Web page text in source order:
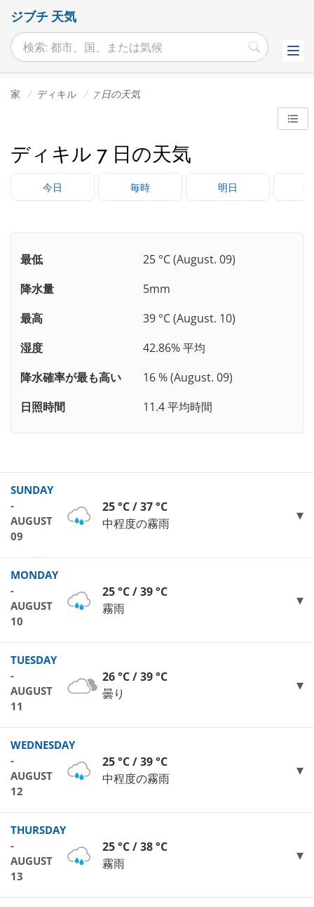
ジブチ 天気
家 ディキル 7 日の天気
ディキル 7 日の天気
今日 毎時 明日 3
最低
25 °C (August. 09)
降水量
5mm
最高
39 °C (August. 10)
湿度
42.86% 平均
降水確率が最も高い
16 % (August. 09)
日照時間
11.4 平均時間
SUNDAY
-
AUGUST
09
25 °C / 37 °C
中程度の霧雨
MONDAY
-
AUGUST
10
25 °C / 39 °C
霧雨
TUESDAY
-
AUGUST
11
26 °C / 39 °C
曇り
WEDNESDAY
-
AUGUST
12
25 °C / 39 °C
中程度の霧雨
THURSDAY
-
AUGUST
13
25 °C / 38 °C
霧雨